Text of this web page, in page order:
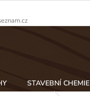
STAVEBNÍ